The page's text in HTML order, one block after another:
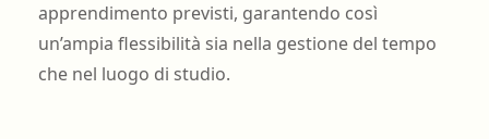
apprendimento previsti, garantendo così
un’ampia flessibilità sia nella gestione del tempo
che nel luogo di studio.